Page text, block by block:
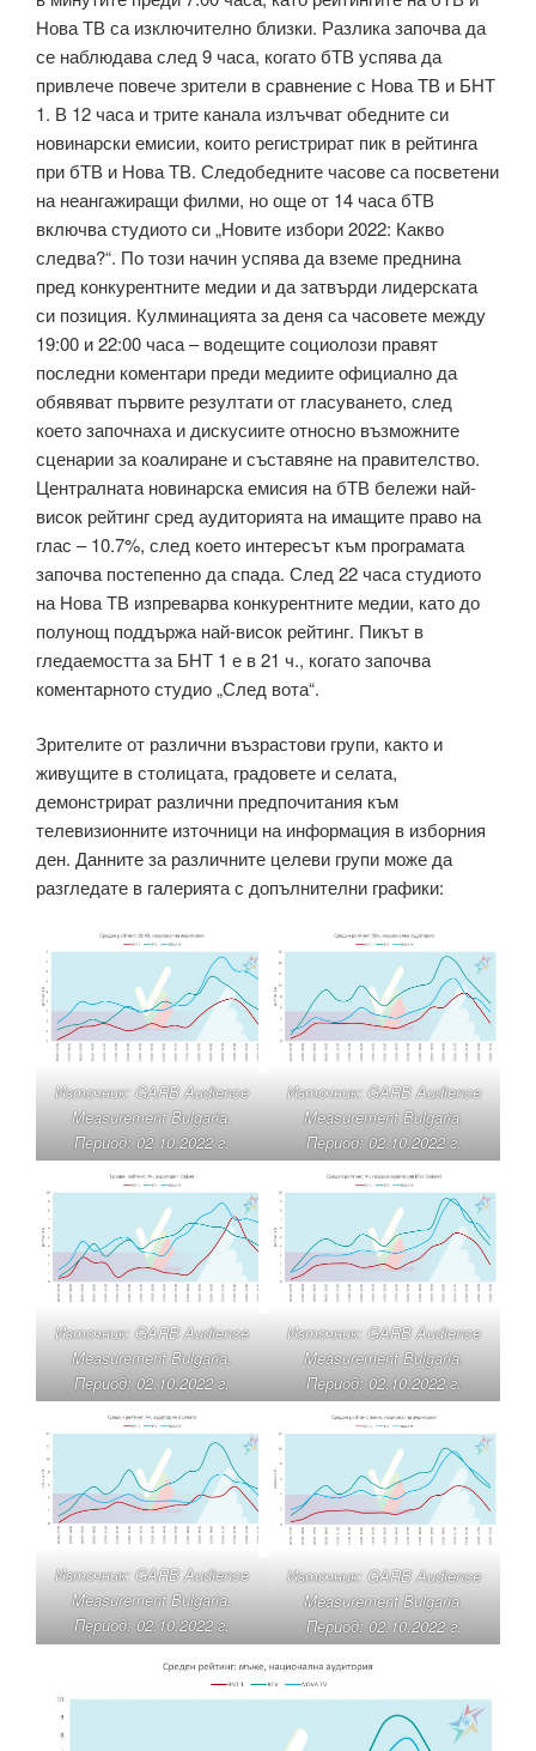
Нова ТВ са изключително близки. Разлика започва да
се наблюдава след 9 часа, когато бТВ успява да
привлече повече зрители в сравнение с Нова ТВ и БНТ
1. В 12 часа и трите канала излъчват обедните си
новинарски емисии, които регистрират пик в рейтинга
при бТВ и Нова ТВ. Следобедните часове са посветени
на неангажиращи филми, но още от 14 часа бТВ
включва студиото си „Новите избори 2022: Какво
следва?“. По този начин успява да вземе преднина
пред конкурентните медии и да затвърди лидерската
си позиция. Кулминацията за деня са часовете между
19:00 и 22:00 часа – водещите социолози правят
последни коментари преди медиите официално да
обявяват първите резултати от гласуването, след
което започнаха и дискусиите относно възможните
сценарии за коалиране и съставяне на правителство.
Централната новинарска емисия на бТВ бележи най-
висок рейтинг сред аудиторията на имащите право на
глас – 10.7%, след което интересът към програмата
започва постепенно да спада. След 22 часа студиото
на Нова ТВ изпреварва конкурентните медии, като до
полунощ поддържа най-висок рейтинг. Пикът в
гледаемостта за БНТ 1 е в 21 ч., когато започва
коментарното студио „След вота“.
Зрителите от различни възрастови групи, както и
живущите в столицата, градовете и селата,
демонстрират различни предпочитания към
телевизионните източници на информация в изборния
ден. Данните за различните целеви групи може да
разгледате в галерията с допълнителни графики:
Източник: GARB Audience
Measurement Bulgaria.
Период: 02.10.2022 г.
Източник: GARB Audience
Measurement Bulgaria.
Период: 02.10.2022 г.
Източник: GARB Audience
Measurement Bulgaria.
Период: 02.10.2022 г.
Източник: GARB Audience
Measurement Bulgaria.
Период: 02.10.2022 г.
Източник: GARB Audience
Measurement Bulgaria.
Период: 02.10.2022 г.
Източник: GARB Audience
Measurement Bulgaria.
Период: 02.10.2022 г.